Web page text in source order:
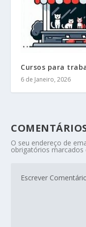
Cursos para
6 de Janeiro, 2026
O seu endereço de
obrigatórios